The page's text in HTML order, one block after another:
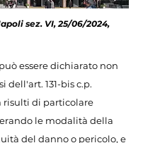
sez. VI, 25/06/2024,
essere dichiarato non
dell'art. 131-bis c.p.
risulti di particolare
le modalità della
del danno o pericolo, e